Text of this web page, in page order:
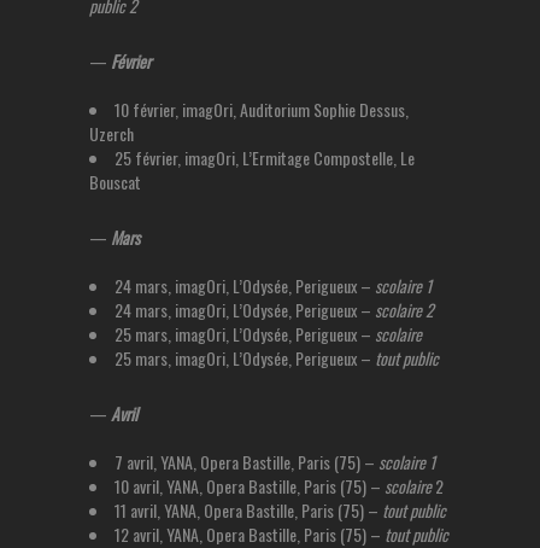
public 2
— Février
10 février, imagOri, Auditorium Sophie Dessus,
Uzerch
25 février, imagOri, L’Ermitage Compostelle, Le
Bouscat
— Mars
24 mars, imagOri, L’Odysée, Perigueux – scolaire 1
24 mars, imagOri, L’Odysée, Perigueux – scolaire 2
25 mars, imagOri, L’Odysée, Perigueux – scolaire
25 mars, imagOri, L’Odysée, Perigueux – tout public
— Avril
7 avril, YANA, Opera Bastille, Paris (75) – scolaire 1
10 avril, YANA, Opera Bastille, Paris (75) – scolaire2
11 avril, YANA, Opera Bastille, Paris (75) – tout public
12 avril, YANA, Opera Bastille, Paris (75) – toutpublic